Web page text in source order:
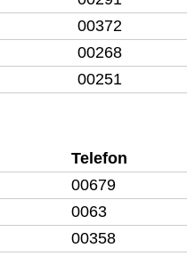
00372
00268
00251
Telefon
00679
0063
00358